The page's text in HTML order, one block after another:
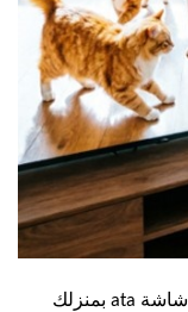
اذا كنت من الاشخاص الذين يفضلون تصليح شاشة ata بمنزلك